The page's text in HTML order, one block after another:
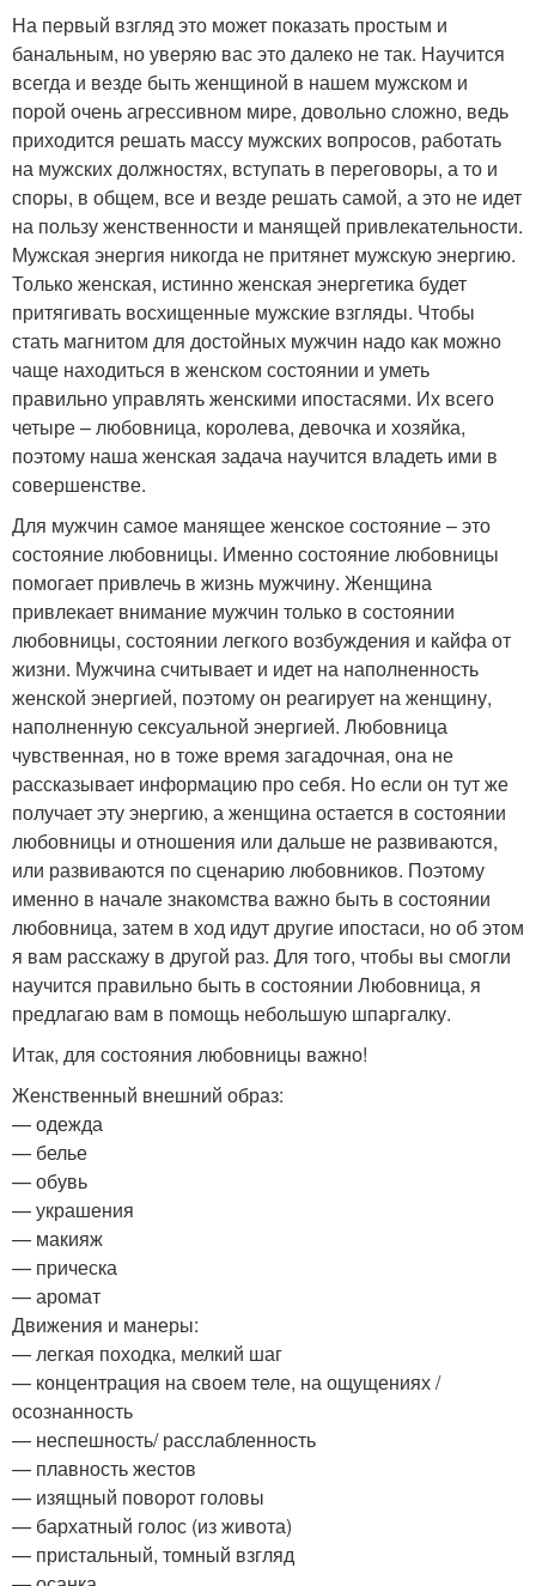
На первый взгляд это может показать простым и
банальным, но уверяю вас это далеко не так. Научится
всегда и везде быть женщиной в нашем мужском и
порой очень агрессивном мире, довольно сложно, ведь
приходится решать массу мужских вопросов, работать
на мужских должностях, вступать в переговоры, а то и
споры, в общем, все и везде решать самой, а это не идет
на пользу женственности и манящей привлекательности.
Мужская энергия никогда не притянет мужскую энергию.
Только женская, истинно женская энергетика будет
притягивать восхищенные мужские взгляды. Чтобы
стать магнитом для достойных мужчин надо как можно
чаще находиться в женском состоянии и уметь
правильно управлять женскими ипостасями. Их всего
четыре – любовница, королева, девочка и хозяйка,
поэтому наша женская задача научится владеть ими в
совершенстве.
Для мужчин самое манящее женское состояние – это
состояние любовницы. Именно состояние любовницы
помогает привлечь в жизнь мужчину. Женщина
привлекает внимание мужчин только в состоянии
любовницы, состоянии легкого возбуждения и кайфа от
жизни. Мужчина считывает и идет на наполненность
женской энергией, поэтому он реагирует на женщину,
наполненную сексуальной энергией. Любовница
чувственная, но в тоже время загадочная, она не
рассказывает информацию про себя. Но если он тут же
получает эту энергию, а женщина остается в состоянии
любовницы и отношения или дальше не развиваются,
или развиваются по сценарию любовников. Поэтому
именно в начале знакомства важно быть в состоянии
любовница, затем в ход идут другие ипостаси, но об этом
я вам расскажу в другой раз. Для того, чтобы вы смогли
научится правильно быть в состоянии Любовница, я
предлагаю вам в помощь небольшую шпаргалку.
Итак, для состояния любовницы важно!
Женственный внешний образ:
— одежда
— белье
— обувь
— украшения
— макияж
— прическа
— аромат
Движения и манеры:
— легкая походка, мелкий шаг
— концентрация на своем теле, на ощущениях /
осознанность
— неспешность/ расслабленность
— плавность жестов
— изящный поворот головы
— бархатный голос (из живота)
— пристальный, томный взгляд